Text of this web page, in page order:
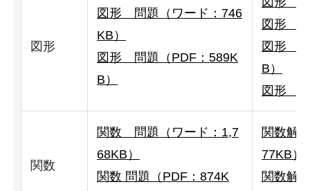
図形
図形 問題（ワード：746
KB）
図形 問題（PDF：589K
B）
図形 解
図形 解
B）
図形 解
関数
関数 問題（ワード：1,7
68KB）
関数 問題（PDF：874K
関数解
77KB）
関数解